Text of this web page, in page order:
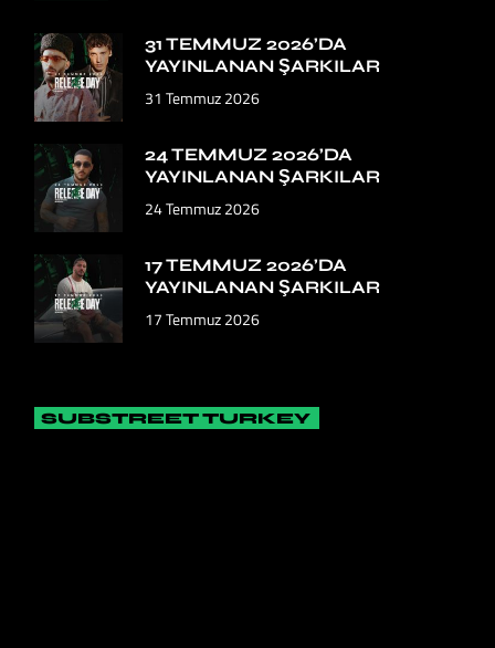
31 TEMMUZ 2026’DA
YAYINLANAN ŞARKILAR
31 Temmuz 2026
24 TEMMUZ 2026’DA
YAYINLANAN ŞARKILAR
24 Temmuz 2026
17 TEMMUZ 2026’DA
YAYINLANAN ŞARKILAR
17 Temmuz 2026
SUBSTREET TURKEY